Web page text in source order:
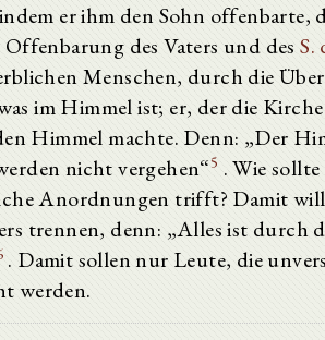
er ihm den Sohn offenbarte,
des Vaters und desS.
Menschen, durch die
im Himmel ist; er, der die
Himmel machte. Denn: „Der
nicht vergehen“5 . Wie
Anordnungen trifft? Damit will
trennen, denn: „Alles ist durch
. Damit sollen nur Leute, die
werden.